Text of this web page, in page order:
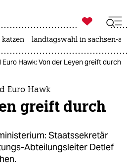
zahl ich
ich

taz zahl ich
katzen landtagswahl in sachsen-
Hawk: Von der Leyen greift durch
Euro Hawk
greift durch
Staatssekretär
Abteilungsleiter Detlef